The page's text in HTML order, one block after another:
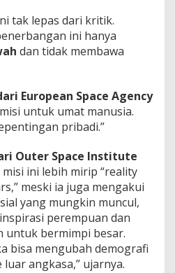
tak lepas dari kritik.
ini hanya
dan tidak membawa
European Space Agency
untuk umat manusia.
pribadi.”
Outer Space Institute
ini lebih mirip “reality
meski ia juga mengakui
yang mungkin muncul,
perempuan dan
untuk bermimpi besar.
bisa mengubah demografi
angkasa,” ujarnya.